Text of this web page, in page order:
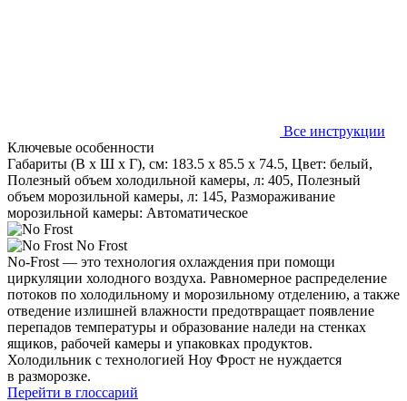
Все инструкции
Ключевые особенности
Габариты (В х Ш х Г), см: 183.5 х 85.5 х 74.5, Цвет: белый,
Полезный объем холодильной камеры, л: 405, Полезный
объем морозильной камеры, л: 145, Размораживание
морозильной камеры: Автоматическое
No Frost
No-Frost — это технология охлаждения при помощи
циркуляции холодного воздуха. Равномерное распределение
потоков по холодильному и морозильному отделению, а также
отведение излишней влажности предотвращает появление
перепадов температуры и образование наледи на стенках
ящиков, рабочей камеры и упаковках продуктов.
Холодильник с технологией Ноу Фрост не нуждается
в разморозке.
Перейти в глоссарий